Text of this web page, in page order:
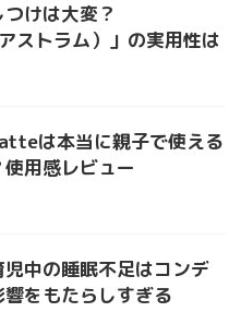
けは大変？
ストラム）」の実用性は
は本当に親子で使える
用感レビュー
児中の睡眠不足はコンデ
響をもたらしすぎる